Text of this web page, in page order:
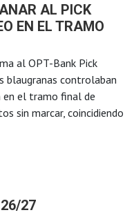
AL PICK
EN EL TRAMO
al OPT-Bank Pick
blaugranas controlaban
en el tramo final de
sin marcar, coincidiendo
27